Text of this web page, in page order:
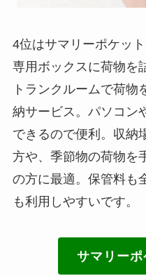
4位はサマリーポケッ
専用ボックスに荷物を
トランクルームで荷物
納サービス。パソコン
できるので便利。収納
方や、季節物の荷物を
の方に最適。保管料も
も利用しやすいです。
サマリー